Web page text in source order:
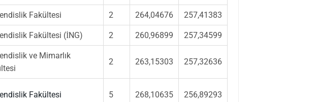
Fakültesi 2 264,04676 257,41383
Fakültesi (İNG) 2 260,96899 257,34599
ve Mimarlık
2 263,15303 257,32636
Fakültesi 5 268,10635 256,89293